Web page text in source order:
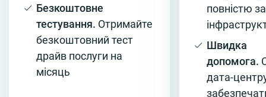
Безкоштовне
тестування. Отримайте
безкоштовний тест
драйв послуги на
місяць
повністю
Швидка
допомога.
дата-